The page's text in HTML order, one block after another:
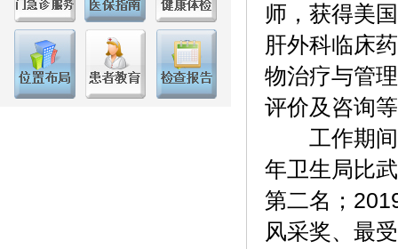
师，获得美
肝外科临床
物治疗与管
评价及咨询
工作期间
年卫生局比
第二名；
风采奖、最